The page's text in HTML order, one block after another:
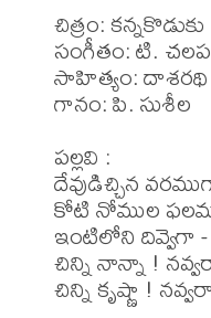
చిత్రం:
సంగీతం: టి.
సాహిత్యం: దాశరథి
గానం: పి. సుశీల
పల్లవి :
దేవుడిచ్చిన
కోటి నోముల
ఇంటిలోని దివ్వెగా
చిన్ని నాన్నా !
చిన్ని కృష్ణా !